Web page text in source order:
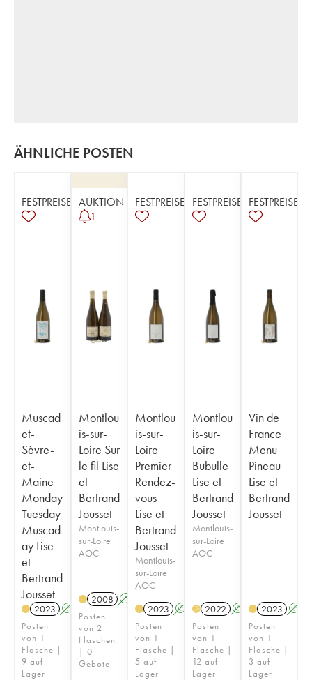
ÄHNLICHE POSTEN
FESTPREISE
Muscad
et-
Sèvre-
et-
Maine
Monday
Tuesday
Muscad
ay Lise
et
Bertrand
Jousset
2023 A
Posten
von 1
Flasche |
9 auf
Lager
AUKTION
1
Montlou
is-sur-
Loire Sur
le fil Lise
et
Bertrand
Jousset
Montlouis-
sur-Loire
AOC
2008 A
Posten
von 2
Flaschen
| 0
Gebote
FESTPREISE
Montlou
is-sur-
Loire
Premier
Rendez-
vous
Lise et
Bertrand
Jousset
Montlouis-
sur-Loire
AOC
2023 A K
Posten
von 1
Flasche |
5 auf
Lager
FESTPREISE
Montlou
is-sur-
Loire
Bubulle
Lise et
Bertrand
Jousset
Montlouis-
sur-Loire
AOC
H 2022 A K
Posten
von 1
Flasche |
12 auf
Lager
FESTPREISE
Vin de
France
Menu
Pineau
Lise et
Bertrand
Jousset
2023 A
Posten
von 1
Flasche |
3 auf
Lager